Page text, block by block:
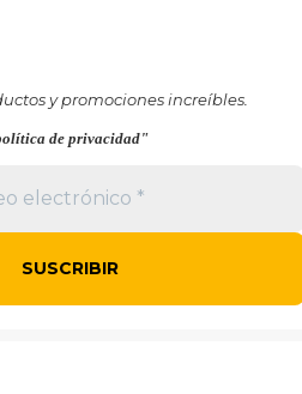
y promociones increíbles.
de privacidad"